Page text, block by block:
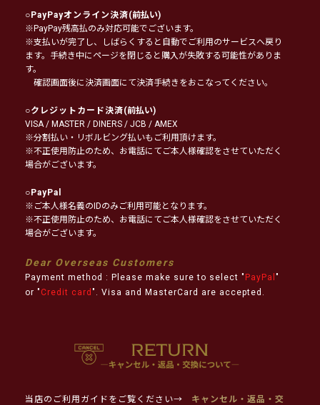
○PayPayオンライン決済(前払い)
※PayPay残高払のみ対応可能でございます。
※支払いが完了し、しばらくすると自動でご利用のサービスへ戻り
ます。手続き中にページを閉じると購入が失敗する可能性がありま
す。
確認画面後に決済画面にて決済手続きをおこなってください。
○クレジットカード決済(前払い)
VISA / MASTER / DINERS / JCB / AMEX
※分割払い・リボルビング払いもご利用頂けます。
※不正使用防止のため、お電話にてご本人様確認をさせていただく
場合がございます。
○PayPal
※ご本人様名義のIDのみご利用可能となります。
※不正使用防止のため、お電話にてご本人様確認をさせていただく
場合がございます。
Dear Overseas Customers
Payment method : Please make sure to select " PayPal "
or " Credit card ". Visa and MasterCard are accepted.
当店のご利用ガイドをご覧ください→
キャンセル・返品・交